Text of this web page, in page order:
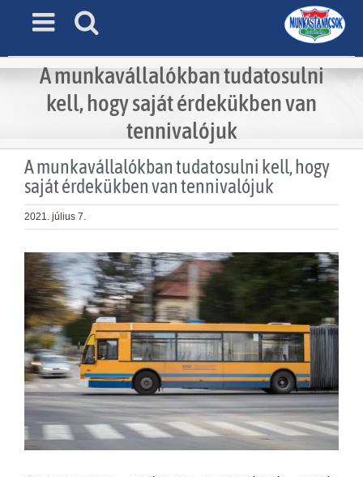
A munkavállalókban tudatosulni
kell, hogy saját érdekükben van
tennivalójuk
A munkavállalókban tudatosulni kell, hogy
saját érdekükben van tennivalójuk
2021. július 7.
View
Larger
Image